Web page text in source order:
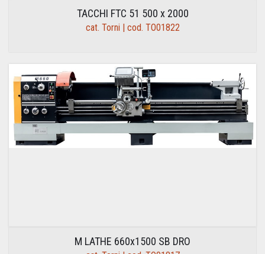
TACCHI FTC 51 500 x 2000
cat. Torni | cod. TO01822
M LATHE 660x1500 SB DRO